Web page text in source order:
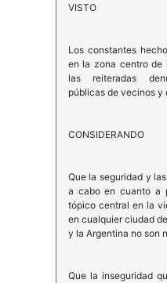
VISTO
Los constantes
en la zona centro de
las reiteradas
públicas de vecinos y
CONSIDERANDO
Que la seguridad y
a cabo en cuanto a
tópico central en la
en cualquier ciudad
y la Argentina no son
Que la inseguridad